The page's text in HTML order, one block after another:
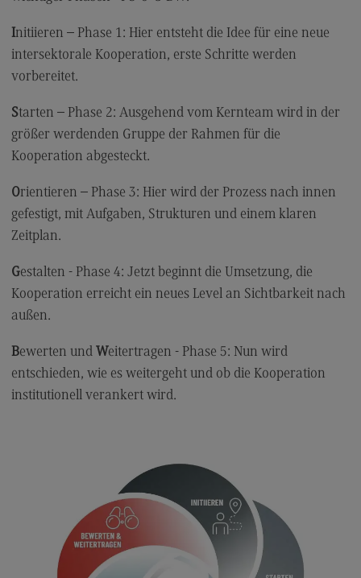
Im Gespräch mit Benjamin Schiller
Im Gespräch mit Piet Sellke
Im Gespräch mit Felix Heidenreich
Im Gespräch mit Jutta Allmendinger
Im Gespräch mit Daniel Duwe
Die kommunale Perspektive in der Corona-Krise
Öffentlicher Austausch zu politischen
Entscheidungen in der Corona-Krise
Faktenblätter
Kontakt
Initiieren – Phase 1: Hier entsteht die Idee für eine neue
intersektorale Kooperation, erste Schritte werden
vorbereitet.
Starten – Phase 2: Ausgehend vom Kernteam wird in der
größer werdenden Gruppe der Rahmen für die
Kooperation abgesteckt.
Orientieren – Phase 3: Hier wird der Prozess nach innen
gefestigt, mit Aufgaben, Strukturen und einem klaren
Zeitplan.
Gestalten - Phase 4: Jetzt beginnt die Umsetzung, die
Kooperation erreicht ein neues Level an Sichtbarkeit nach
außen.
Bewerten und Weitertragen - Phase 5: Nun wird
entschieden, wie es weitergeht und ob die Kooperation
institutionell verankert wird.